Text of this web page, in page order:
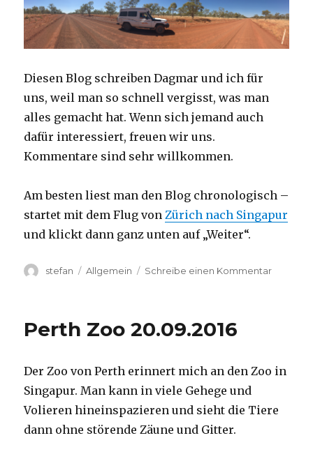
Diesen Blog schreiben Dagmar und ich für
uns, weil man so schnell vergisst, was man
alles gemacht hat. Wenn sich jemand auch
dafür interessiert, freuen wir uns.
Kommentare sind sehr willkommen.
Am besten liest man den Blog chronologisch –
startet mit dem Flug vonZürich nach Singapur
und klickt dann ganz unten auf „Weiter“.
Autor
stefan Kategorien
Allgemein Schreibe einen Kommentarzu
Perth
Perth Zoo 20.09.2016
Der Zoo von Perth erinnert mich an den Zoo in
Singapur. Man kann in viele Gehege und
Volieren hineinspazieren und sieht die Tiere
dann ohne störende Zäune und Gitter.